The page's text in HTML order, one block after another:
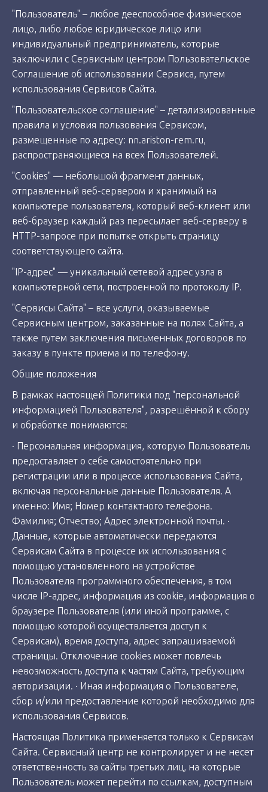
"Пользователь" – любое дееспособное физическое
лицо, либо любое юридическое лицо или
индивидуальный предприниматель, которые
заключили с Сервисным центром Пользовательское
Соглашение об использовании Сервиса, путем
использования Сервисов Сайта.
"Пользовательское соглашение" – детализированные
правила и условия пользования Сервисом,
размещенные по адресу: nn.ariston-rem.ru,
распространяющиеся на всех Пользователей.
"Cookies" — небольшой фрагмент данных,
отправленный веб-сервером и хранимый на
компьютере пользователя, который веб-клиент или
веб-браузер каждый раз пересылает веб-серверу в
HTTP-запросе при попытке открыть страницу
соответствующего сайта.
"IP-адрес" — уникальный сетевой адрес узла в
компьютерной сети, построенной по протоколу IP.
"Сервисы Сайта" – все услуги, оказываемые
Сервисным центром, заказанные на полях Сайта, а
также путем заключения письменных договоров по
заказу в пункте приема и по телефону.
Общие положения
В рамках настоящей Политики под "персональной
информацией Пользователя", разрешённой к сбору
и обработке понимаются:
· Персональная информация, которую Пользователь
предоставляет о себе самостоятельно при
регистрации или в процессе использования Сайта,
включая персональные данные Пользователя. А
именно: Имя; Номер контактного телефона.
Фамилия; Отчество; Адрес электронной почты. ·
Данные, которые автоматически передаются
Сервисам Сайта в процессе их использования с
помощью установленного на устройстве
Пользователя программного обеспечения, в том
числе IP-адрес, информация из cookie, информация о
браузере Пользователя (или иной программе, с
помощью которой осуществляется доступ к
Сервисам), время доступа, адрес запрашиваемой
страницы. Отключение cookies может повлечь
невозможность доступа к частям Сайта, требующим
авторизации. · Иная информация о Пользователе,
сбор и/или предоставление которой необходимо для
использования Сервисов.
Настоящая Политика применяется только к Сервисам
Сайта. Сервисный центр не контролирует и не несет
ответственность за сайты третьих лиц, на которые
Пользователь может перейти по ссылкам, доступным